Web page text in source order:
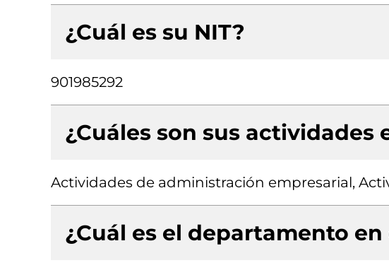
¿Cuál es su NIT?
901985292
¿Cuáles son sus actividades
Actividades de administración empresarial,
¿Cuál es el departamento